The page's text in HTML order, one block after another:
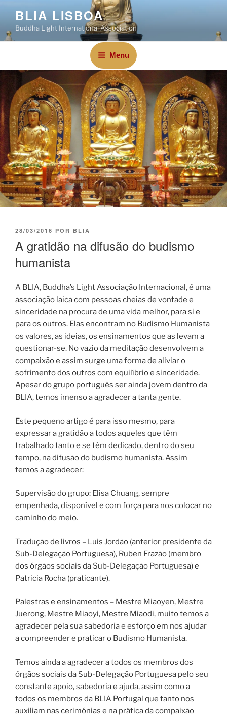
BLIA LISBOA
Buddha Light International Association
Menu
28/03/2016 POR BLIA
A gratidão na difusão do budismo
humanista
A BLIA, Buddha’s Light Associação Internacional, é uma
associação laica com pessoas cheias de vontade e
sinceridade na procura de uma vida melhor, para si e
para os outros. Elas encontram no Budismo Humanista
os valores, as ideias, os ensinamentos que as levam a
questionar-se. No vazio da meditação desenvolvem a
compaixão e assim surge uma forma de aliviar o
sofrimento dos outros com equilíbrio e sinceridade.
Apesar do grupo português ser ainda jovem dentro da
BLIA, temos imenso a agradecer a tanta gente.
Este pequeno artigo é para isso mesmo, para
expressar a gratidão a todos aqueles que têm
trabalhado tanto e se têm dedicado, dentro do seu
tempo, na difusão do budismo humanista. Assim
temos a agradecer:
Supervisão do grupo: Elisa Chuang, sempre
empenhada, disponível e com força para nos colocar no
caminho do meio.
Tradução de livros – Luis Jordão (anterior presidente da
Sub-Delegação Portuguesa), Ruben Frazão (membro
dos órgãos sociais da Sub-Delegação Portuguesa) e
Patricia Rocha (praticante).
Palestras e ensinamentos – Mestre Miaoyen, Mestre
Juerong, Mestre Miaoyi, Mestre Miaodi, muito temos a
agradecer pela sua sabedoria e esforço em nos ajudar
a compreender e praticar o Budismo Humanista.
Temos ainda a agradecer a todos os membros dos
órgãos sociais da Sub-Delegação Portuguesa pelo seu
constante apoio, sabedoria e ajuda, assim como a
todos os membros da BLIA Portugal que tanto nos
auxiliam nas cerimónias e na prática da compaixão